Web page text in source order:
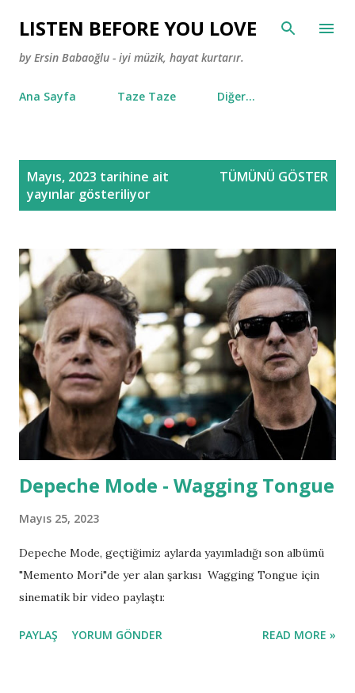
Ana içeriğe atla
LISTEN BEFORE YOU LOVE
by Ersin Babaoğlu - iyi müzik, hayat kurtarır.
Ana Sayfa Taze Taze Diğer…
Mayıs, 2023 tarihine ait
yayınlar gösteriliyor
TÜMÜNÜ GÖSTER
Depeche Mode - Wagging Tongue
Mayıs 25, 2023
Depeche Mode, geçtiğimiz aylarda yayımladığı son albümü
"Memento Mori"de yer alan şarkısı Wagging Tongue için
sinematik bir video paylaştı:
PAYLAŞ YORUM GÖNDER READ MORE »